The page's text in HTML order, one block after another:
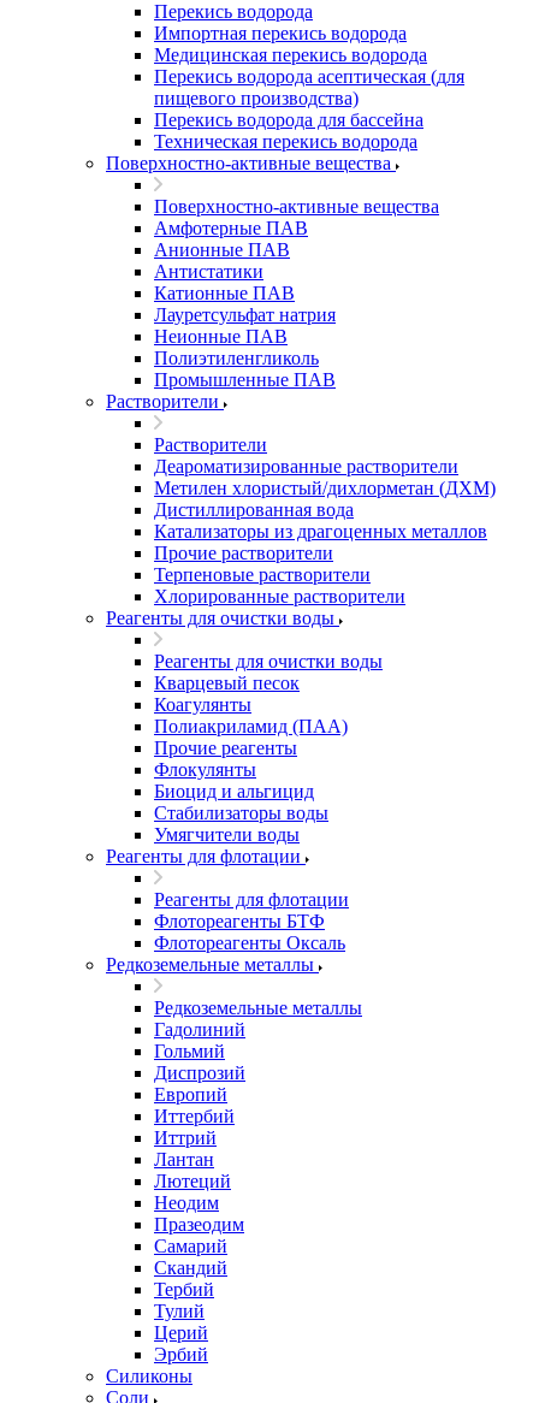
Перекись водорода
Импортная перекись водорода
Медицинская перекись водорода
Перекись водорода асептическая (для
пищевого производства)
Перекись водорода для бассейна
Техническая перекись водорода
Поверхностно-активные вещества
Поверхностно-активные вещества
Амфотерные ПАВ
Анионные ПАВ
Антистатики
Катионные ПАВ
Лауретсульфат натрия
Неионные ПАВ
Полиэтиленгликоль
Промышленные ПАВ
Растворители
Растворители
Деароматизированные растворители
Метилен хлористый/дихлорметан (ДХМ)
Дистиллированная вода
Катализаторы из драгоценных металлов
Прочие растворители
Терпеновые растворители
Хлорированные растворители
Реагенты для очистки воды
Реагенты для очистки воды
Кварцевый песок
Коагулянты
Полиакриламид (ПАА)
Прочие реагенты
Флокулянты
Биоцид и альгицид
Стабилизаторы воды
Умягчители воды
Реагенты для флотации
Реагенты для флотации
Флотореагенты БТФ
Флотореагенты Оксаль
Редкоземельные металлы
Редкоземельные металлы
Гадолиний
Гольмий
Диспрозий
Европий
Иттербий
Иттрий
Лантан
Лютеций
Неодим
Празеодим
Самарий
Скандий
Тербий
Тулий
Церий
Эрбий
Силиконы
Соли